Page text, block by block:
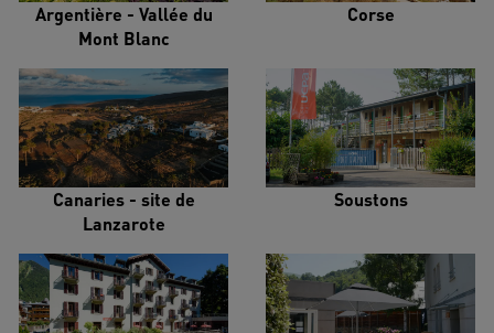
Argentière - Vallée du
Mont Blanc
Corse
Canaries - site de
Lanzarote
Soustons